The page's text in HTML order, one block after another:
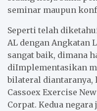
seminar maupun
Seperti telah
AL dengan Angkatan
sangat baik, dimana
diImplementasikan
bilateral diantaranya,
Cassoex Exercise
Corpat. Kedua